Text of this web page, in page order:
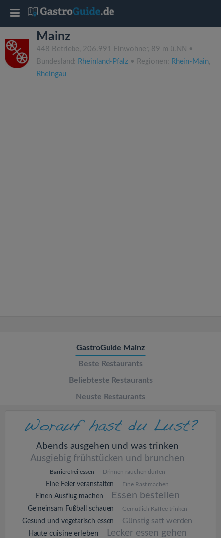
Mainz
448 Betriebe, 206.991 Einwohner, 89 m ü.NN •
Bundesland: Rheinland-Pfalz • Regionen: Rhein-Main,
Rheingau
GastroGuide Mainz
Beste Restaurants
Beliebteste Restaurants
Neuste Restaurants
Abends ausgehen und was trinken
Ausgiebig frühstücken und brunchen
Barrierefrei essen Drinnen rauchen dürfen
Eine Feier veranstalten Eine Rast machen
Einen Ausflug machen Essen bestellen
Gemeinsam Fußball schauen Gemütlich Kaffee trinken
Gesund und vegetarisch essen Günstig satt werden
Haute cuisine erleben
Lecker essen gehen
T
o
g
n